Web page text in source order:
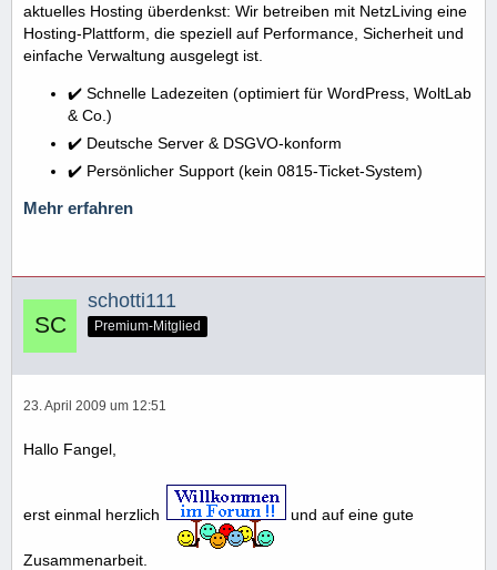
aktuelles Hosting überdenkst: Wir betreiben mit NetzLiving eine
Hosting-Plattform, die speziell auf Performance, Sicherheit und
einfache Verwaltung ausgelegt ist.
✔️ Schnelle Ladezeiten (optimiert für WordPress, WoltLab
& Co.)
✔️ Deutsche Server & DSGVO-konform
✔️ Persönlicher Support (kein 0815-Ticket-System)
Mehr erfahren
schotti111
Premium-Mitglied
23. April 2009 um 12:51
Hallo Fangel,
erst einmal herzlich und auf eine gute
Zusammenarbeit.